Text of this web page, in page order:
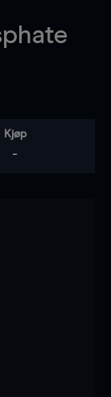
Kjøp
-